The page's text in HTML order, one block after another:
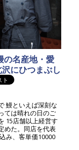
の名産地・愛
にひつまぶし
鰻といえば深刻な
ては晴れの日のご
15店舗以上経営す
めた。同店を代表
み、客単価10000